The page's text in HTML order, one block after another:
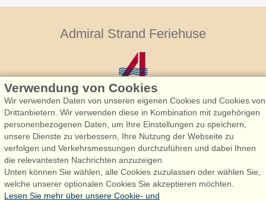
Admiral Strand Feriehuse
Admiral Strand Feriehuse, Lønne
Houstrupvej 170, Lønne
6830 Nørre Nebel
booking@admiralstrand.com
+45 70 60 87 78
Verwendung von Cookies
Wir verwenden Daten von unseren eigenen Cookies und Cookies von
Drittanbietern. Wir verwenden diese in Kombination mit zugehörigen
personenbezogenen Daten, um Ihre Einstellungen zu speichern,
unsere Dienste zu verbessern, Ihre Nutzung der Webseite zu
verfolgen und Verkehrsmessungen durchzuführen und dabei Ihnen
die relevantesten Nachrichten anzuzeigen.
Unten können Sie wählen, alle Cookies zuzulassen oder wählen Sie,
welche unserer optionalen Cookies Sie akzeptieren möchten.
Lesen Sie mehr über unsere Cookie- und